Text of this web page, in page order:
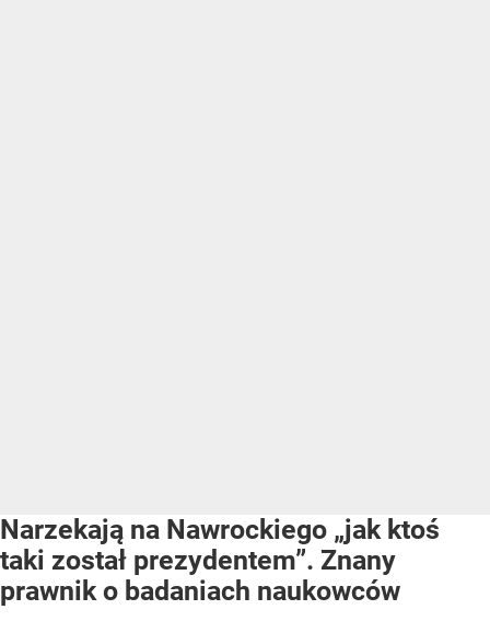
Narzekają na Nawrockiego „jak ktoś
taki został prezydentem”. Znany
prawnik o badaniach naukowców